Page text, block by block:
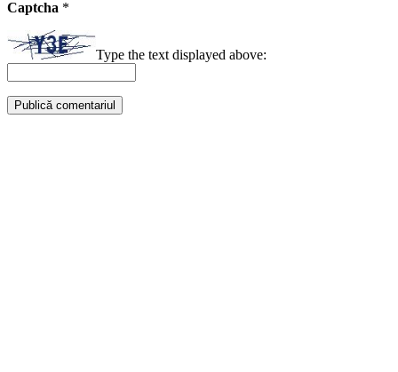
Captcha *
Type the text displayed above: